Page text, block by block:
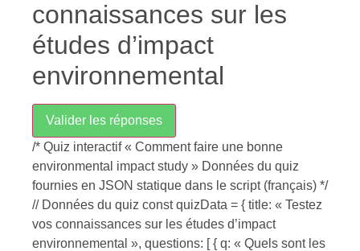
connaissances sur les
études d’impact
environnemental
Valider les réponses
/* Quiz interactif « Comment faire une bonne
environmental impact study » Données du quiz
fournies en JSON statique dans le script (français) */
// Données du quiz const quizData = { title: « Testez
vos connaissances sur les études d’impact
environnemental », questions: [ { q: « Quels sont les